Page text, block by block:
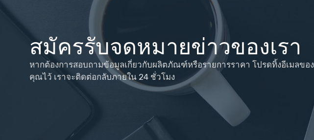
สมัครรับจดหมายข่าวของเรา
หากต้องการสอบถามข้อมูลเกี่ยวกับผลิตภัณฑ์หรือรายการราคา โปรดทิ้งอีเมลของ
คุณไว้ เราจะติดต่อกลับภายใน 24 ชั่วโมง